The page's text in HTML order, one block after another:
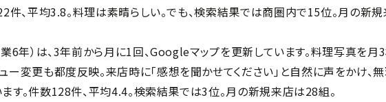
件、平均3.8。料理は素晴らしい。でも、検索結果では商圏内で15位。月の新
6年）は、3年前から月に1回、Googleマップを更新しています。料理写真を月3
ー変更も都度反映。来店時に「感想を聞かせてください」と自然に声をかけ、
す。件数128件、平均4.4。検索結果では3位。月の新規来店は28組。